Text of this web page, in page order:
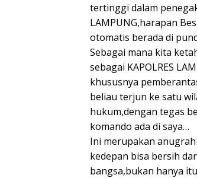
tertinggi dalam
LAMPUNG,harapan
otomatis berada di
Sebagai mana kita
sebagai KAPOLRES
khususnya
beliau terjun ke satu
hukum,dengan tegas
komando ada di saya…
Ini merupakan
kedepan bisa bersih
bangsa,bukan hanya